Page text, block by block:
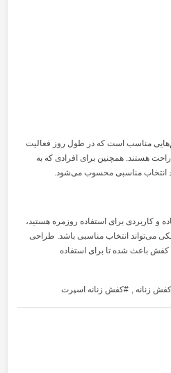
مدل ۶۰۹۰ برای خانم‌هایی مناسب است که در طول روز فعالیت
هستند. همچنین برای افرادی که به
انتخاب مناسبی محسوب می‌شود.
و کاربردی برای استفاده روزمره هستید،
طبی بی‌بند مدل ۶۰۹۰ مشکی می‌تواند انتخاب مناسبی باشد. طراحی
باعث شده تا برای استفاده
کفش زنانه , کفش زنانه اسپرت